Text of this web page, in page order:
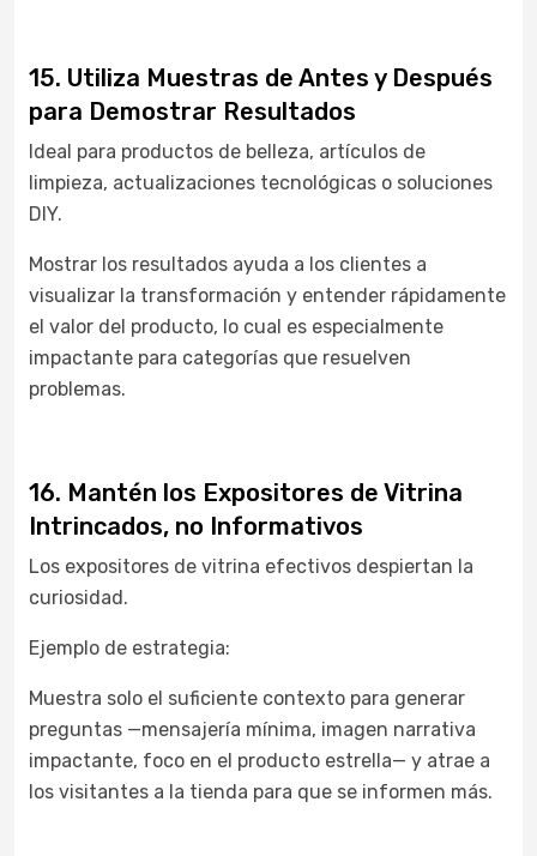
15. Utiliza Muestras de Antes y Después
para Demostrar Resultados
Ideal para productos de belleza, artículos de
limpieza, actualizaciones tecnológicas o soluciones
DIY.
Mostrar los resultados ayuda a los clientes a
visualizar la transformación y entender rápidamente
el valor del producto, lo cual es especialmente
impactante para categorías que resuelven
problemas.
16. Mantén los Expositores de Vitrina
Intrincados, no Informativos
Los expositores de vitrina efectivos despiertan la
curiosidad.
Ejemplo de estrategia:
Muestra solo el suficiente contexto para generar
preguntas —mensajería mínima, imagen narrativa
impactante, foco en el producto estrella— y atrae a
los visitantes a la tienda para que se informen más.